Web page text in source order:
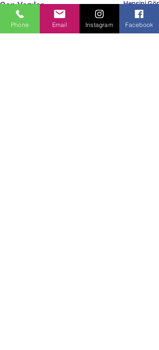
Son Yazılar Hepsini Gör
Phone Email Instagram Facebook